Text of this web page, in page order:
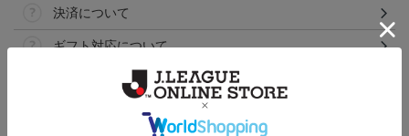
決済について
ギフト対応について